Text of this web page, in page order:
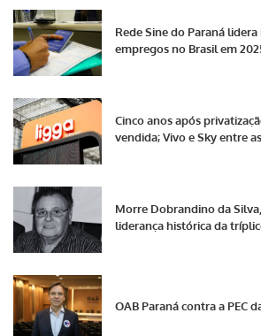
Rede Sine do Paraná
empregos no Brasil em
Cinco anos após
vendida; Vivo e Sky entre
Morre Dobrandino da
liderança histórica da
OAB Paraná contra a PEC